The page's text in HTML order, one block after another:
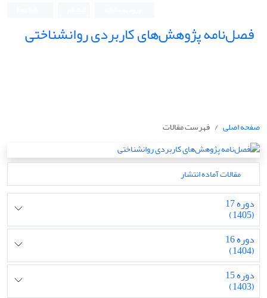
فصل‌نامه پژوهش‌های کاربردی روانشناختی
صفحه اصلی فهرست مقالات
مقالات آماده انتشار
دوره 17
(1405)
دوره 16
(1404)
دوره 15
(1403)